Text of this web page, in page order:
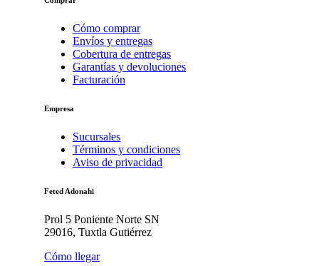
Cómo comprar
Envíos y entregas
Cobertura de entregas
Garantías y devoluciones
Facturación
Empresa
Sucursales
Términos y condiciones
Aviso de privacidad
Feted Adonahi
Prol 5 Poniente Norte SN
29016, Tuxtla Gutiérrez
Cómo llegar